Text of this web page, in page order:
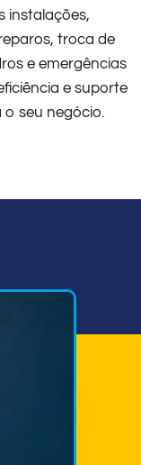
instalações,
troca de
e emergências
e suporte
seu negócio.